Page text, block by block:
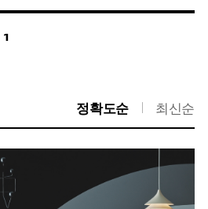
1
정확도순 최신순